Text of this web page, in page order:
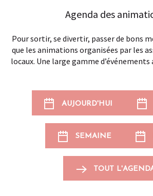
Agenda des
Pour sortir, se divertir, passer de bons
que les animations organisées par les
locaux. Une large gamme
AUJOURD'HUI
SEMAINE
TOUT